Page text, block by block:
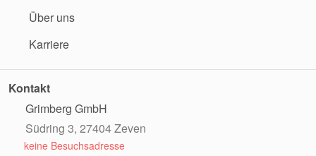
Über uns
Karriere
Kontakt
Grimberg GmbH
Südring 3, 27404 Zeven
keine Besuchsadresse